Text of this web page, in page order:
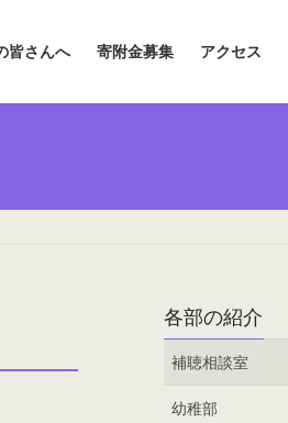
皆さんへ 寄附金募集 アクセス
各部の紹介
補聴相談室
幼稚部